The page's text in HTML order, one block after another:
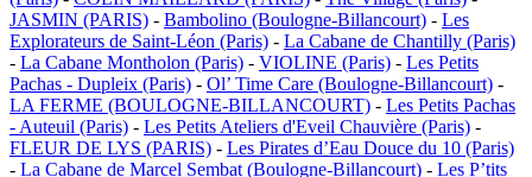
JASMIN (PARIS) - Bambolino (Boulogne-Billancourt) - Les
Explorateurs de Saint-Léon (Paris) - La Cabane de Chantilly (Paris)
- La Cabane Montholon (Paris) - VIOLINE (Paris) - Les Petits
Pachas - Dupleix (Paris) - Ol’ Time Care (Boulogne-Billancourt) -
LA FERME (BOULOGNE-BILLANCOURT) - Les Petits Pachas
- Auteuil (Paris) - Les Petits Ateliers d'Eveil Chauvière (Paris) -
FLEUR DE LYS (PARIS) - Les Pirates d’Eau Douce du 10 (Paris)
- La Cabane de Marcel Sembat (Boulogne-Billancourt) - Les P’tits